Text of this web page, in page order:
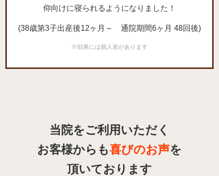
仰向けに寝られるようになりました！
(38歳第3子出産後12ヶ月～ 通院期間6ヶ月 48回後)
※効果には個人差があります
当院をご利用いただく
お客様からも喜びのお声を
頂いております